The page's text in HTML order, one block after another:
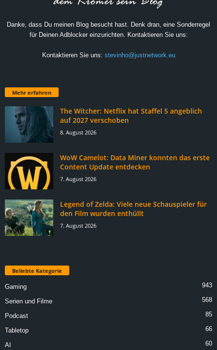
Danke, dass Du meinen Blog besucht hast. Denk dran, eine Sonderregel
für Deinen Adblocker einzurichten. Kontaktieren Sie uns:
Kontaktieren Sie uns: stevinho@justnetwork.eu
Mehr erfahren
The Witcher: Netflix hat Staffel 5 angeblich
auf 2027 verschoben
8. August 2026
WoW Camelot: Data Miner konnten das erste
Content Update entdecken
7. August 2026
Legend of Zelda: Viele neue Schauspieler für
den Film wurden enthüllt
7. August 2026
Beliebte Kategorie
Gaming 943
Serien und Filme 568
Podcast 85
Tabletop 66
AI 60